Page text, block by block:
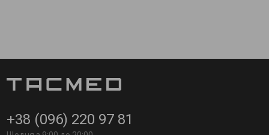
+38 (096) 220 97 81